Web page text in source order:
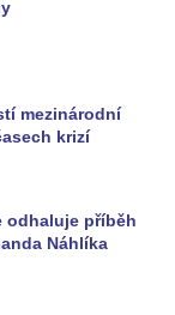
mezinárodní
krizí
odhaluje příběh
Náhlíka